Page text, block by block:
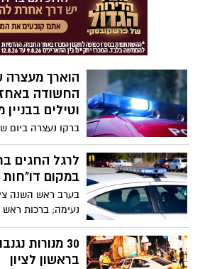
הוארך מעצרה
החשודה
וטילים בבניין
ברקו נעצרה ביום
שלמה קפלינסקי
שבפשיטת המשטרה
החוקרים תחמושת
לרגל החגים
במקום דו"חות
בערב ראש השנה
נעימה; ברכות
חנייה הונחו על
30 מנורות
בראשון לציון